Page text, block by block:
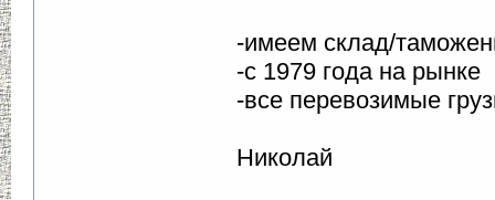
-имеем склад/
-с 1979 года на рынке
-все перевозимые
Николай